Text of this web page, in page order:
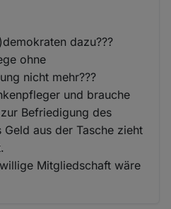
dazu???
ohne
nicht mehr???
und brauche
Befriedigung des
aus der Tasche zieht
Mitgliedschaft wäre